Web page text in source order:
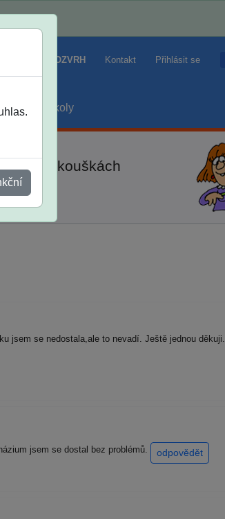
ROZVRH Kontakt Přihlásit se
školy
zkouškách
jsem se nedostala,ale to nevadí. Ještě jednou děkuji.
jsem se dostal bez problémů. odpovědět